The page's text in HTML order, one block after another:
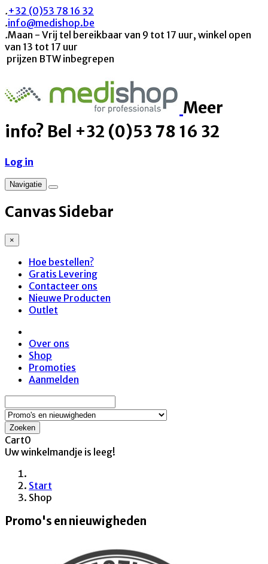
.+32 (0)53 78 16 32
.info@medishop.be
.Maan - Vrij tel bereikbaar van 9 tot 17 uur, winkel open
van 13 tot 17 uur
prijzen BTW inbegrepen
Meer
info? Bel +32 (0)53 78 16 32
Log in
Navigatie
Canvas Sidebar
×
Hoe bestellen?
Gratis Levering
Contacteer ons
Nieuwe Producten
Outlet
Over ons
Shop
Promoties
Aanmelden
Zoeken
Cart0
Uw winkelmandje is leeg!
Start
Shop
Promo's en nieuwigheden